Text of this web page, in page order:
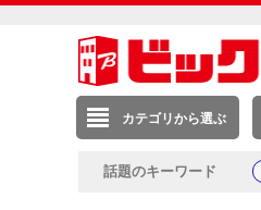
カテゴリから選ぶ
話題のキーワード